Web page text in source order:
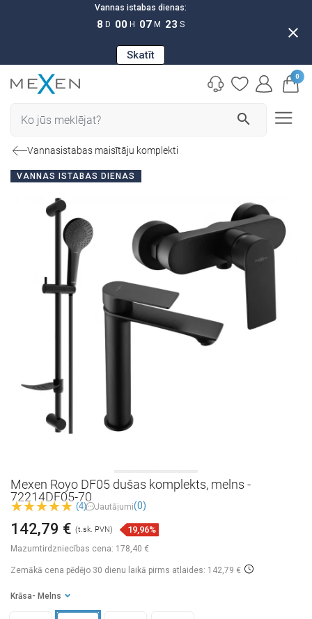
Vannas istabas dienas:
8 D 00 H 07 M 22 S
Skatīt
close
search
0
Vannasistabas maisītāju komplekti
VANNAS ISTABAS DIENAS
Mexen Royo DF05 dušas komplekts, melns -
72214DF05-70
(4) Jautājumi(0)
Mazumtirdzniecības cena: 178,40 €
142,79 € (t.sk. PVN) 19,96%
Zemākā cena pēdējo 30 dienu laikā pirms atlaides: 142,79 €
Krāsa - Melns